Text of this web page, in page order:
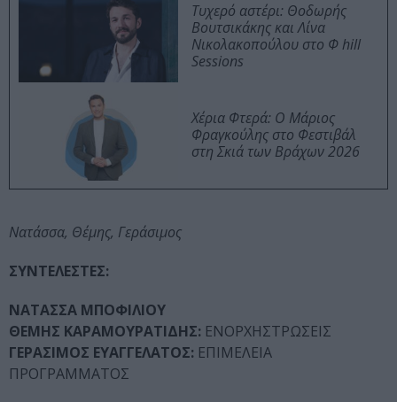
Τυχερό αστέρι: Θοδωρής
Βουτσικάκης και Λίνα
Νικολακοπούλου στο Φ hill
Sessions
Χέρια Φτερά: Ο Μάριος
Φραγκούλης στο Φεστιβάλ
στη Σκιά των Βράχων 2026
Νατάσσα, Θέμης, Γεράσιμος
ΣΥΝΤΕΛΕΣΤΕΣ:
ΝΑΤΑΣΣΑ ΜΠΟΦΙΛΙΟΥ
ΘΕΜΗΣ ΚΑΡΑΜΟΥΡΑΤΙΔΗΣ: ΕΝΟΡΧΗΣΤΡΩΣΕΙΣ
ΓΕΡΑΣΙΜΟΣ ΕΥΑΓΓΕΛΑΤΟΣ: ΕΠΙΜΕΛΕΙΑ
ΠΡΟΓΡΑΜΜΑΤΟΣ